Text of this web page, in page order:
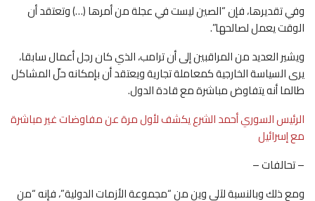
وفي تقديرها، فإن “الصين ليست في عجلة من أمرها (…) وتعتقد أن
الوقت يعمل لصالحها”.
ويشير العديد من المراقبين إلى أن ترامب، الذي كان رجل أعمال سابقا،
يرى السياسة الخارجية كمعاملة تجارية ويعتقد أن بإمكانه حلّ المشاكل
طالما أنه يتفاوض مباشرة مع قادة الدول.
الرئيس السوري أحمد الشرع يكشف لأول مرة عن مفاوضات غير مباشرة
مع إسرائيل
– تحالفات –
ومع ذلك وبالنسبة لآلي وين من “مجموعة الأزمات الدولية”، فإنه “من